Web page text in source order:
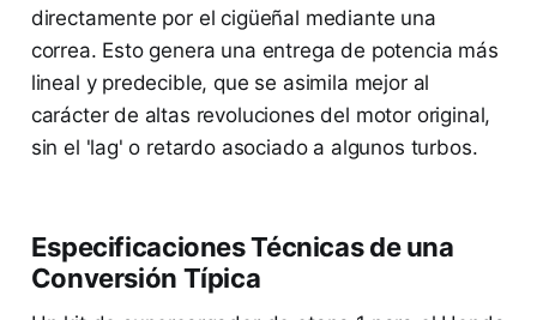
directamente por el cigüeñal mediante una
correa. Esto genera una entrega de potencia más
lineal y predecible, que se asimila mejor al
carácter de altas revoluciones del motor original,
sin el 'lag' o retardo asociado a algunos turbos.
Especificaciones Técnicas de una
Conversión Típica